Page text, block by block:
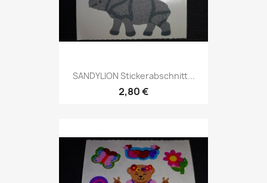
SANDYLION Stickerabschnitt...
2,80 €